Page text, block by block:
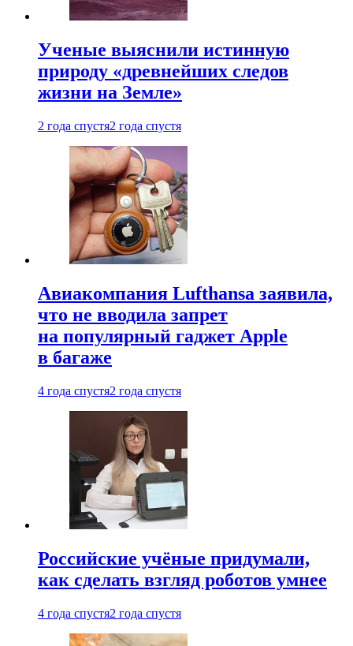
Ученые выяснили истинную
природу «древнейших следов
жизни на Земле»
2 года спустя2 года спустя
Авиакомпания Lufthansa заявила,
что не вводила запрет
на популярный гаджет Apple
в багаже
4 года спустя2 года спустя
Российские учёные придумали,
как сделать взгляд роботов умнее
4 года спустя2 года спустя